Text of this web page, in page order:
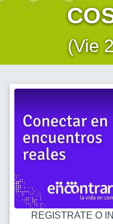
(Vie
REGISTRATE O